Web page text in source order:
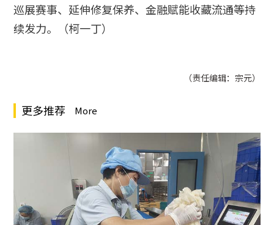
巡展赛事、延伸修复保养、金融赋能收藏流通等持
续发力。（柯一丁）
（责任编辑：宗元）
更多推荐 More